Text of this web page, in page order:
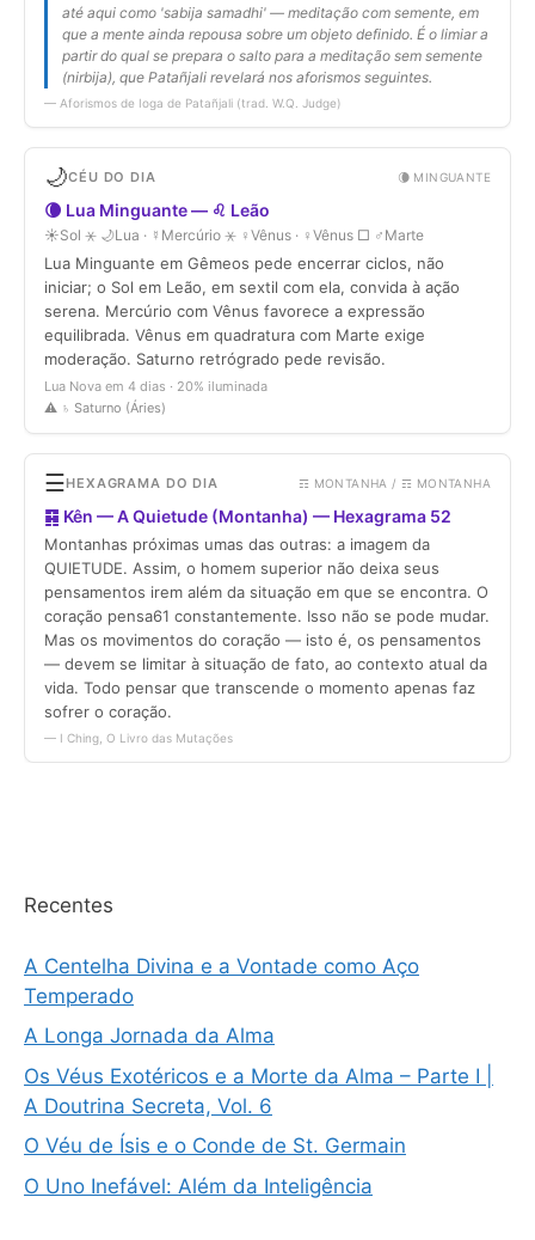
Recentes
A Centelha Divina e a Vontade como Aço
Temperado
A Longa Jornada da Alma
Os Véus Exotéricos e a Morte da Alma – Parte I |
A Doutrina Secreta, Vol. 6
O Véu de Ísis e o Conde de St. Germain
O Uno Inefável: Além da Inteligência